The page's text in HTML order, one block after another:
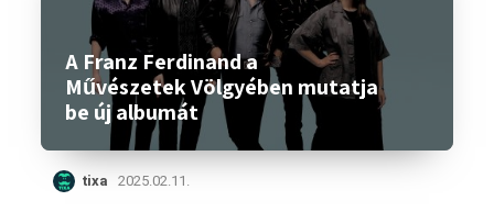
A Franz Ferdinand a
Művészetek Völgyében mutatja
be új albumát
tixa 2025.02.11.